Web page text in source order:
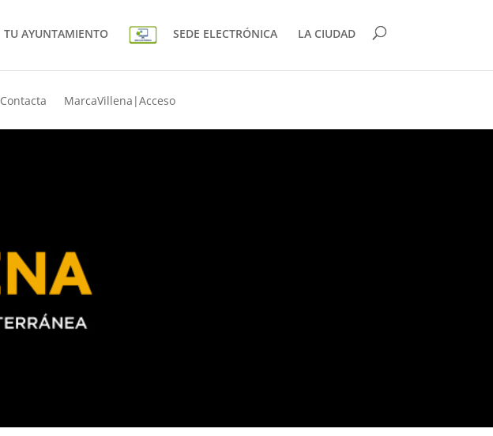
TU AYUNTAMIENTO SEDE ELECTRÓNICA LA CIUDAD
Contacta MarcaVillena|Acceso